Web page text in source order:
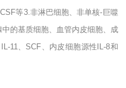
等3. 非淋巴细胞、非单核- 巨噬
的基质细胞、血管内皮细胞、成
IL-11 SCF 、内皮细胞源性 IL-8和